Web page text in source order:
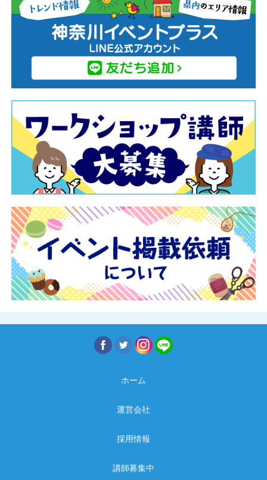
ホーム
運営会社
採用情報
講師募集中